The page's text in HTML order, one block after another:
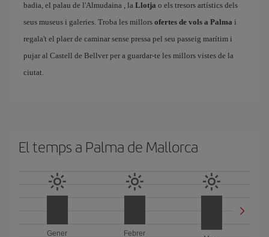
badia, el palau de l'Almudaina , la Llotja o els tresors artístics dels
seus museus i galeries. Troba les millors ofertes de vols a Palma i
regala't el plaer de caminar sense pressa pel seu passeig marítim i
pujar al Castell de Bellver per a guardar-te les millors vistes de la
ciutat.
El temps a Palma de Mallorca
Gener
Febrer